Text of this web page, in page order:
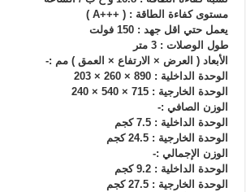
مستوى كفاءة الطاقة : ( +++A )
يعمل حتي اقل جهد : 150 فولت
طول الوصلات : 3 متر
الأبعاد ( العرض × الارتفاع × العمق ) مم :-
الوحدة الداخلية : 890 × 260 × 203
الوحدة الخارجية : 715 × 540 × 240
الوزن الصافي :-
الوحدة الداخلية : 7.5 كجم
الوحدة الخارجية : 24.5 كجم
الوزن الإجمالي :-
الوحدة الداخلية : 9.2 كجم
الوحدة الخارجية : 27.5 كجم